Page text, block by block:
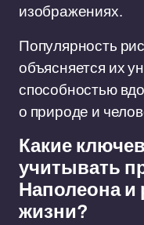
изображениях.
Популярность
объясняется их
способностью
о природе и
Какие
учитывать
Наполеона и
жизни?